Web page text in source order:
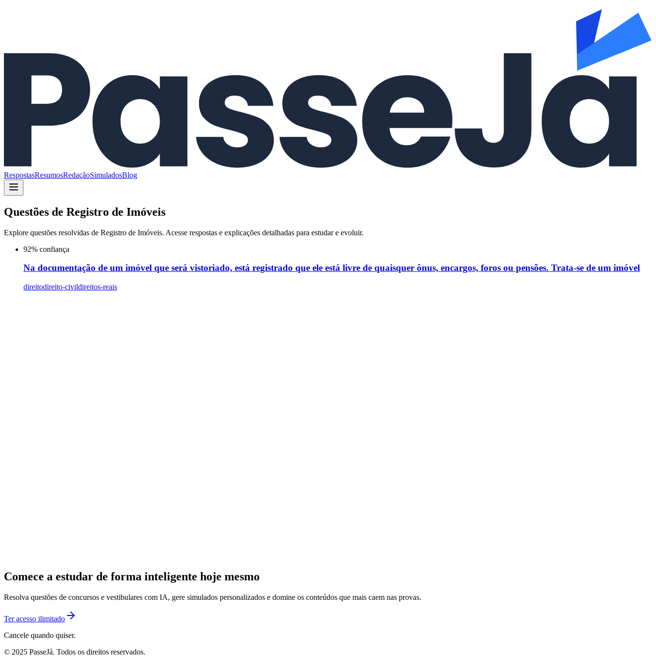
RespostasResumosRedaçãoSimuladosBlog
Questões de Registro de Imóveis
Explore questões resolvidas de Registro de Imóveis. Acesse respostas e explicações detalhadas para estudar e evoluir.
92% confiança
Na documentação de um imóvel que será vistoriado, está registrado que ele está livre de quaisquer ônus, encargos, foros ou pensões. Trata-se de um imóvel
direitodireito-civildireitos-reais
Comece a estudar de forma inteligente hoje mesmo
Resolva questões de concursos e vestibulares com IA, gere simulados personalizados e domine os conteúdos que mais caem nas provas.
Ter acesso ilimitado
Cancele quando quiser.
© 2025 PasseJá. Todos os direitos reservados.